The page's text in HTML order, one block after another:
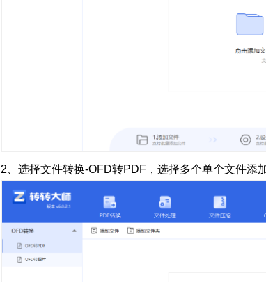
2、选择文件转换-OFD转PDF，选择多个单个文件添